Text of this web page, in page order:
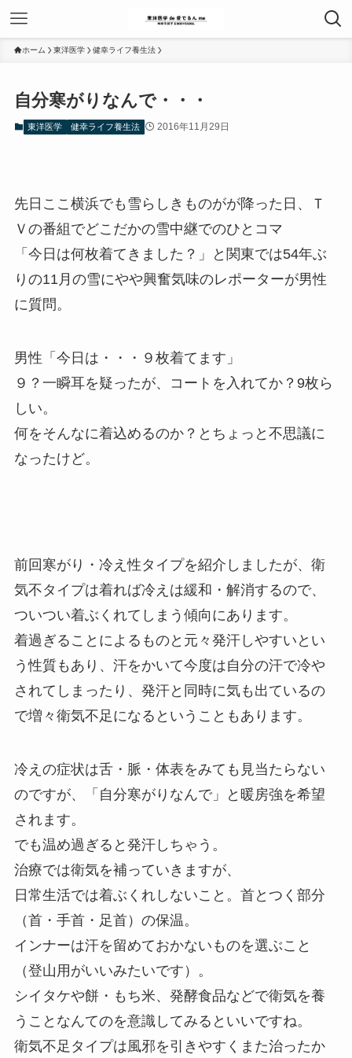
ホーム 東洋医学 健幸ライフ養生法
自分寒がりなんで・・・
東洋医学 健幸ライフ養生法 2016年11月29日
先日ここ横浜でも雪らしきものがが降った日、Ｔ
Ｖの番組でどこだかの雪中継でのひとコマ
「今日は何枚着てきました？」と関東では54年ぶ
りの11月の雪にやや興奮気味のレポーターが男性
に質問。
男性「今日は・・・９枚着てます」
９？一瞬耳を疑ったが、コートを入れてか？9枚ら
しい。
何をそんなに着込めるのか？とちょっと不思議に
なったけど。
前回寒がり・冷え性タイプを紹介しましたが、衛
気不タイプは着れば冷えは緩和・解消するので、
ついつい着ぶくれてしまう傾向にあります。
着過ぎることによるものと元々発汗しやすいとい
う性質もあり、汗をかいて今度は自分の汗で冷や
されてしまったり、発汗と同時に気も出ているの
で増々衛気不足になるということもあります。
冷えの症状は舌・脈・体表をみても見当たらない
のですが、「自分寒がりなんで」と暖房強を希望
されます。
でも温め過ぎると発汗しちゃう。
治療では衛気を補っていきますが、
日常生活では着ぶくれしないこと。首とつく部分
（首・手首・足首）の保温。
インナーは汗を留めておかないものを選ぶこと
（登山用がいいみたいです）。
シイタケや餅・もち米、発酵食品などで衛気を養
うことなんてのを意識してみるといいですね。
衛気不足タイプは風邪を引きやすくまた治ったか